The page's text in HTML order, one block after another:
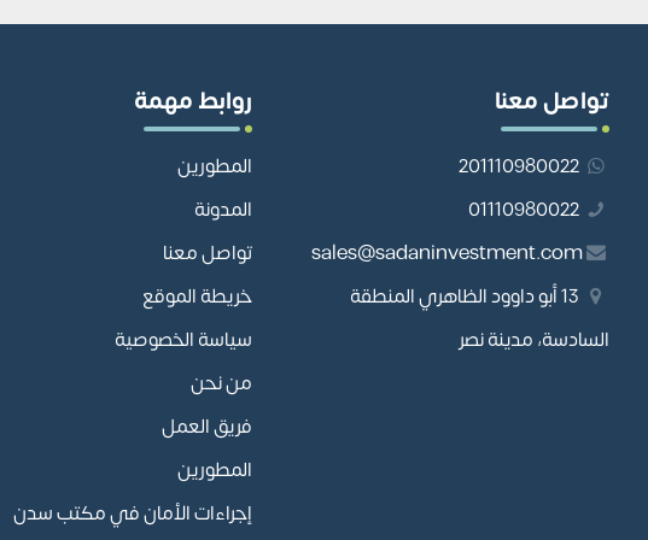
تواصل معنا
201110980022
01110980022
sales@sadaninvestment.com
13 أبو داوود الظاهري المنطقة
السادسة، مدينة نصر
روابط مهمة
المطورين
المدونة
تواصل معنا
خريطة الموقع
سياسة الخصوصية
من نحن
فريق العمل
المطورين
إجراءات الأمان في مكتب سدن